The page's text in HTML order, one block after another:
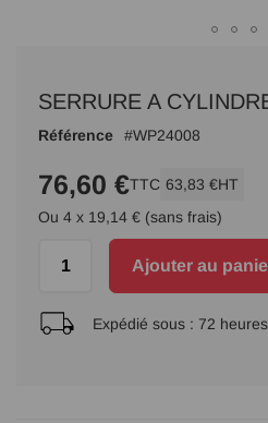
début
d’images
SERRURE A
Référence WP24008
76,60 €TTC 63,83 €HT
Ou 4 x 19,14 € (sans frais)
Ajouter au
Expédié sous : 72 heures